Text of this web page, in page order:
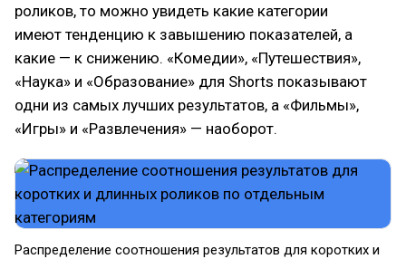
роликов, то можно увидеть какие категории
имеют тенденцию к завышению показателей, а
какие — к снижению. «Комедии», «Путешествия»,
«Наука» и «Образование» для Shorts показывают
одни из самых лучших результатов, а «Фильмы»,
«Игры» и «Развлечения» — наоборот.
Распределение соотношения результатов для коротких и